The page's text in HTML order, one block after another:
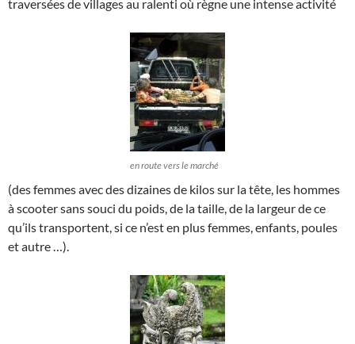
traversées de villages au ralenti où règne une intense activité
en route vers le marché
(des femmes avec des dizaines de kilos sur la tête, les hommes
à scooter sans souci du poids, de la taille, de la largeur de ce
qu’ils transportent, si ce n’est en plus femmes, enfants, poules
et autre …).